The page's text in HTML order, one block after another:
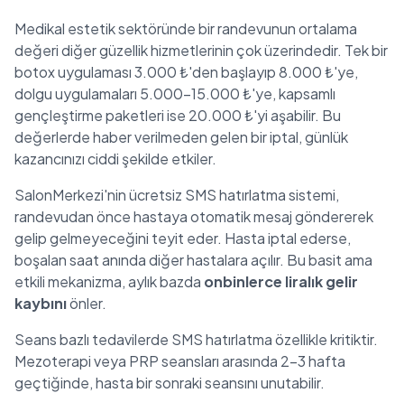
Medikal estetik sektöründe bir randevunun ortalama
değeri diğer güzellik hizmetlerinin çok üzerindedir. Tek bir
botox uygulaması 3.000 ₺'den başlayıp 8.000 ₺'ye,
dolgu uygulamaları 5.000-15.000 ₺'ye, kapsamlı
gençleştirme paketleri ise 20.000 ₺'yi aşabilir. Bu
değerlerde haber verilmeden gelen bir iptal, günlük
kazancınızı ciddi şekilde etkiler.
SalonMerkezi'nin ücretsiz SMS hatırlatma sistemi,
randevudan önce hastaya otomatik mesaj göndererek
gelip gelmeyeceğini teyit eder. Hasta iptal ederse,
boşalan saat anında diğer hastalara açılır. Bu basit ama
etkili mekanizma, aylık bazda onbinlerce liralık gelir
kaybınıönler.
Seans bazlı tedavilerde SMS hatırlatma özellikle kritiktir.
Mezoterapi veya PRP seansları arasında 2-3 hafta
geçtiğinde, hasta bir sonraki seansını unutabilir.